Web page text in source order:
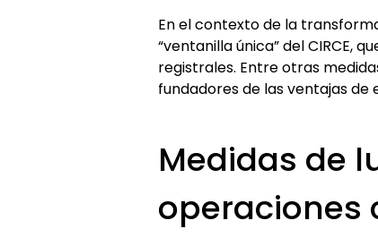
En el contexto de la
“ventanilla única” del CIRCE,
registrales. Entre otras
fundadores de las ventajas de
Medidas de
operaciones